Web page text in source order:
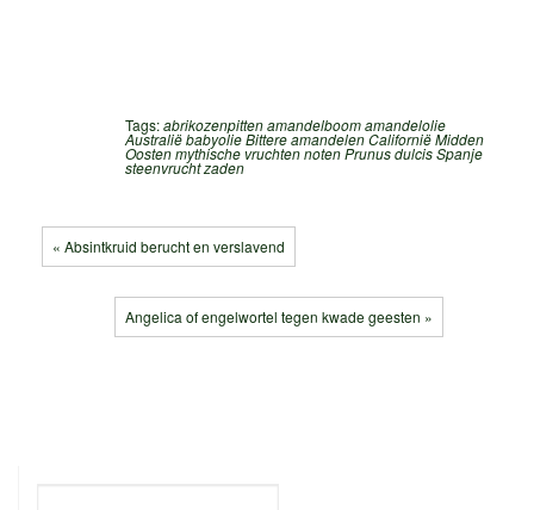
Tags:abrikozenpittenamandelboomamandelolie
AustraliëbabyolieBittere amandelenCaliforniëMidden
Oostenmythische vruchtennotenPrunus dulcisSpanje
steenvruchtzaden
« Absintkruid berucht en verslavend
Angelica of engelwortel tegen kwade geesten »